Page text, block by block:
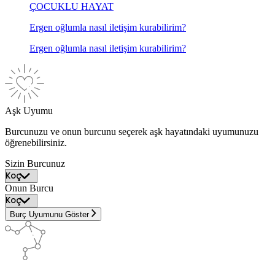
ÇOCUKLU HAYAT
Ergen oğlumla nasıl iletişim kurabilirim?
Ergen oğlumla nasıl iletişim kurabilirim?
Aşk Uyumu
Burcunuzu ve onun burcunu seçerek aşk hayatındaki uyumunuzu
öğrenebilirsiniz.
Sizin Burcunuz
Onun Burcu
Burç Uyumunu Göster